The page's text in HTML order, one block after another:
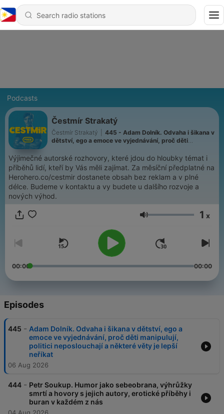
Podcasts
Čestmír Strakatý
Čestmír Strakatý
445 - Adam Dolník. Odvaha i šikana v
dětství, ego a emoce ve vyjednávání, proč děti
neříkat
Výjimečné autorské rozhovory, které jdou do hloubky témat i
příběhů lidí, kteří by Vás měli zajímat. Za měsíční předplatné na
Herohero.co/cestmir dostanete obsah bez reklam a v plné
délce. Budeme v kontaktu a vy budete u dalšího rozvoje a
nových výhod.
Volume 1 x
00:00 00:00
Episodes
445 - Adam Dolník. Odvaha i šikana v dětství, ego a
emoce ve vyjednávání, proč děti manipulují,
politici neposlouchají a některé věty je lepší
neříkat
06 Aug 2026
444 - Petr Soukup. Humor jako sebeobrana, výhrůžky
smrtí a hovory s jejich autory, erotické příběhy i
buran v každém z nás